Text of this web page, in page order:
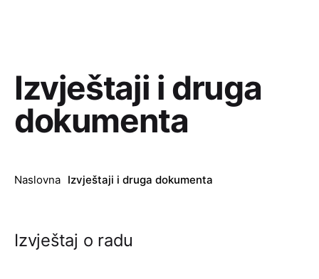
Izvještaji i druga
dokumenta
Naslovna Izvještaji i druga dokumenta
Izvještaj o radu